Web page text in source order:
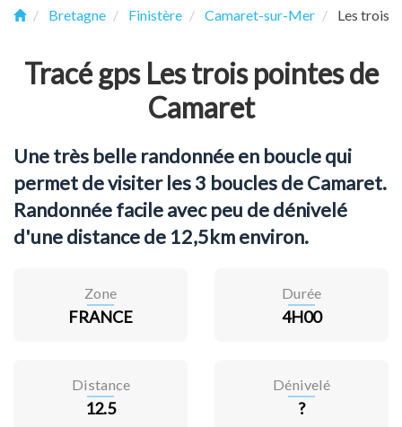
Bretagne Finistère Camaret-sur-Mer Les trois
Tracé gps Les trois pointes de
Camaret
Une très belle randonnée en boucle qui
permet de visiter les 3 boucles de Camaret.
Randonnée facile avec peu de dénivelé
d'une distance de 12,5km environ.
Zone
FRANCE
Durée
4H00
Distance
12.5
Dénivelé
?